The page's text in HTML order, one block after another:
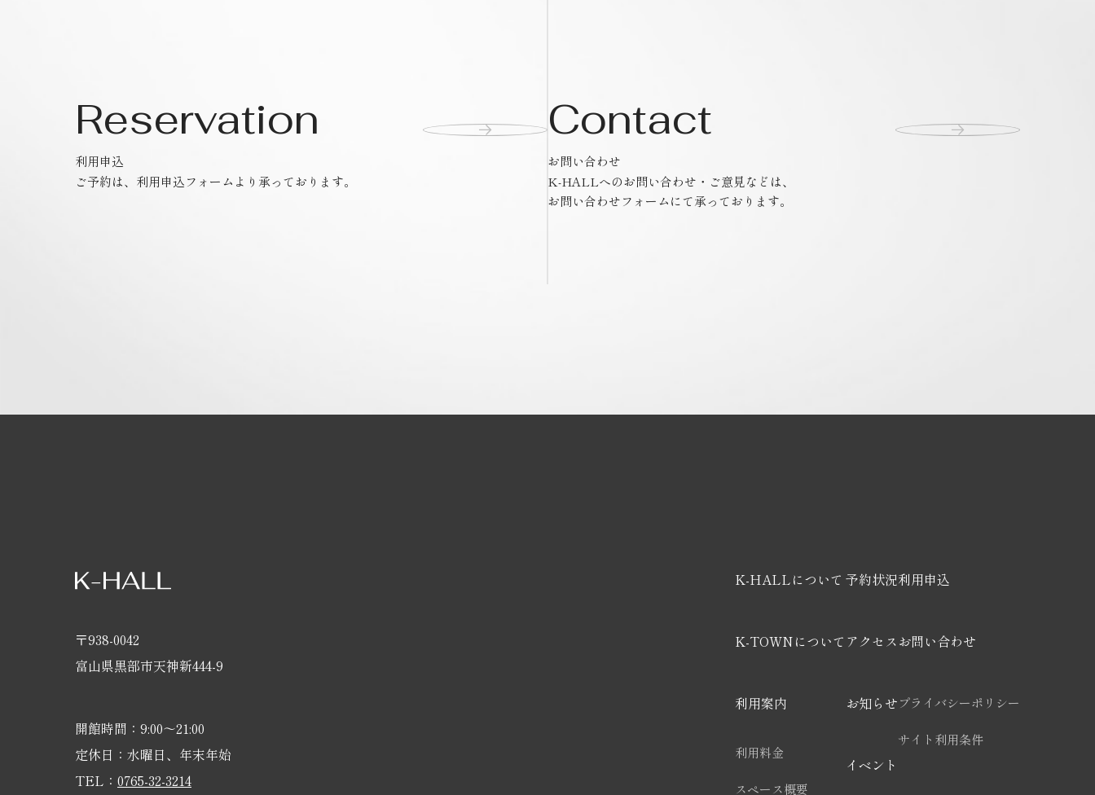
Reservation
利用申込
ご予約は、利用申込フォームより承っております。
Contact
お問い合わせ
K-HALLへのお問い合わせ・ご意見などは、
お問い合わせフォームにて承っております。
〒938-0042
富山県黒部市天神新444-9
開館時間：9:00〜21:00
定休日：水曜日、年末年始
TEL： 0765-32-3214
K-HALLについて
K-TOWNについて
利用案内
利用料金
スペース概要
予約状況
アクセス
お知らせ
イベント
利用申込
お問い合わせ
プライバシーポリシー
サイト利用条件